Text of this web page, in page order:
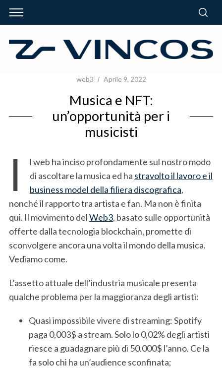
web3 Aprile 9, 2022
Musica e NFT:
un’opportunità per i
musicisti
I
l web ha inciso profondamente sul nostro modo
di ascoltare la musica ed ha stravolto il lavoro e il
business model della filiera discografica,
nonché il rapporto tra artista e fan. Ma non è finita
qui. Il movimento delWeb3, basato sulle opportunità
offerte dalla tecnologia blockchain, promette di
sconvolgere ancora una volta il mondo della musica.
Vediamo come.
L’assetto attuale dell’industria musicale presenta
qualche problema per la maggioranza degli artisti:
Quasi impossibile vivere di streaming: Spotify
paga 0,003$ a stream. Solo lo 0,02% degli artisti
riesce a guadagnare più di 50.000$ l’anno. Ce la
fa solo chi ha un’audience sconfinata;